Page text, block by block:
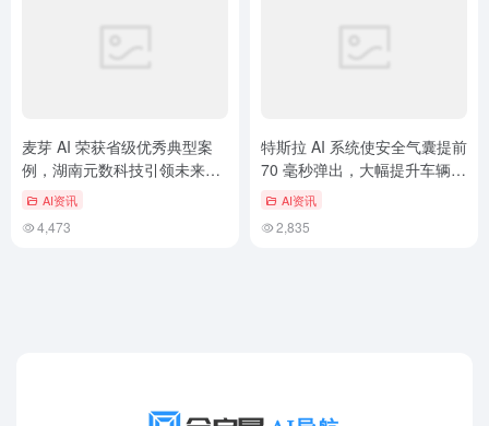
麦芽 AI 荣获省级优秀典型案
例，湖南元数科技引领未来产
业新赛道
AI资讯
4,473
特斯拉 AI 系统使安全气囊提前
70 毫秒弹出，大幅提升车辆安
全性AI资讯
2,835